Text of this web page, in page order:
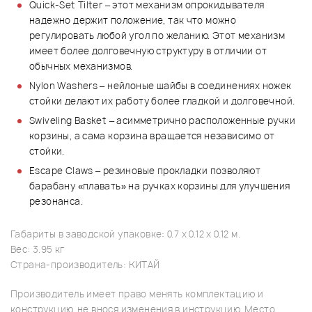
Quick-Set Tilter – этот механизм опрокидывателя
надежно держит положение, так что можно
регулировать любой угол по желанию. Этот механизм
имеет более долговечную структуру в отличии от
обычных механизмов.
Nylon Washers – нейлоные шайбы в соединениях ножек
стойки делают их работу более гладкой и долговечной.
Swiveling Basket – асимметрично расположенные ручки
корзины, а сама корзина вращается независимо от
стойки.
Escape Claws – резиновые прокладки позволяют
барабану «плавать» на ручках корзины для улучшения
резонанса.
Габариты в заводской упаковке: 0.7 x 0.12 x 0.12 м.
Вес: 3.95 кг
Страна-производитель: КИТАЙ
Производитель имеет право менять комплектацию и